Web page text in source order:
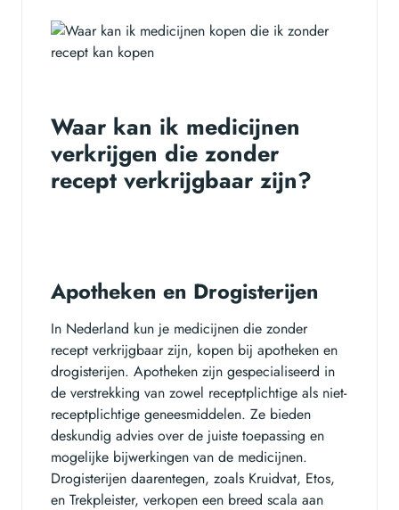
Waar kan ik medicijnen
verkrijgen die zonder
recept verkrijgbaar zijn?
Apotheken en Drogisterijen
In Nederland kun je medicijnen die zonder
recept verkrijgbaar zijn, kopen bij apotheken en
drogisterijen. Apotheken zijn gespecialiseerd in
de verstrekking van zowel receptplichtige als niet-
receptplichtige geneesmiddelen. Ze bieden
deskundig advies over de juiste toepassing en
mogelijke bijwerkingen van de medicijnen.
Drogisterijen daarentegen, zoals Kruidvat, Etos,
en Trekpleister, verkopen een breed scala aan